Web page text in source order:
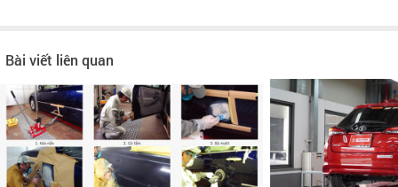
Bài viết liên quan